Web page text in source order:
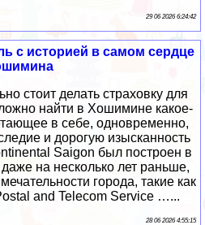
29 06 2026 6:24:42
с историей в самом сердце
стоит делать страховку для
найти в Хошимине какое-
в себе, одновременно,
и дорогую изысканность
Saigon был построен в
на несколько лет раньше,
города, такие как
and Telecom Service …...
28 06 2026 4:55:15